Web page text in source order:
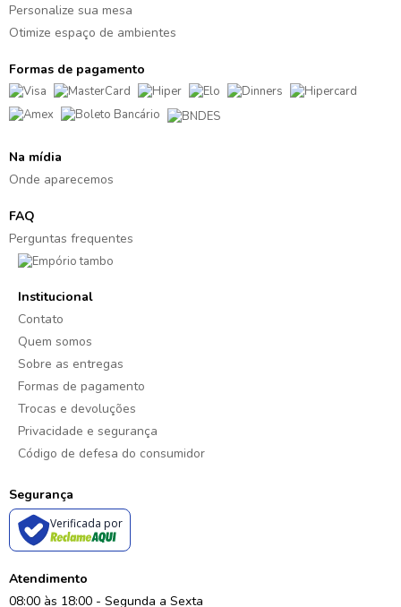
Personalize sua mesa
Otimize espaço de ambientes
Formas de pagamento
Na mídia
Onde aparecemos
FAQ
Perguntas frequentes
Institucional
Contato
Quem somos
Sobre as entregas
Formas de pagamento
Trocas e devoluções
Privacidade e segurança
Código de defesa do consumidor
Segurança
Verificada por
Atendimento
08:00 às 18:00 - Segunda a Sexta